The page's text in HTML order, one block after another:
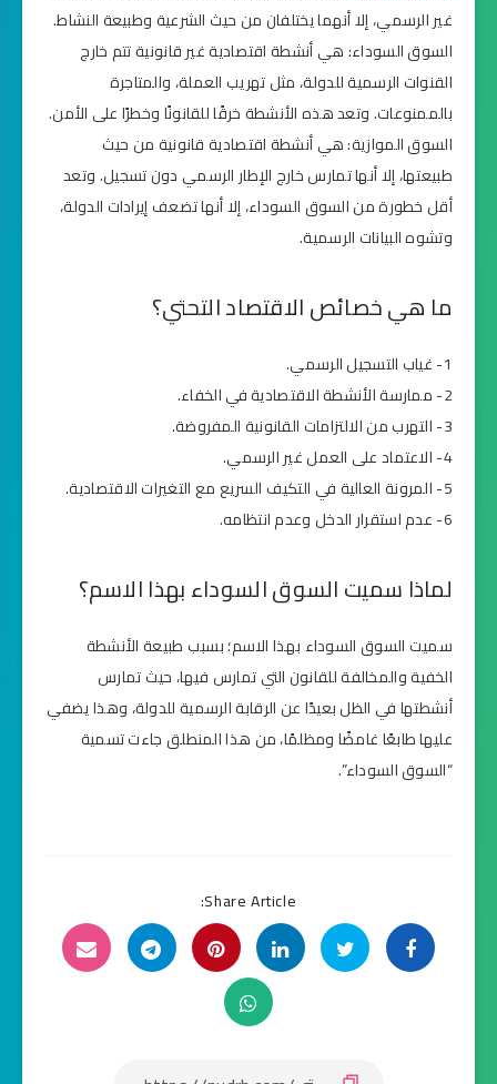
غير الرسمي، إلا أنهما يختلفان من حيث الشرعية وطبيعة النشاط.
السوق السوداء: هي أنشطة اقتصادية غير قانونية تتم خارج
القنوات الرسمية للدولة، مثل تهريب العملة، والمتاجرة
بالممنوعات. وتعد هذه الأنشطة خرقًا للقانونًا وخطرًا على الأمن.
السوق الموازية: هي أنشطة اقتصادية قانونية من حيث
طبيعتها، إلا أنها تمارس خارج الإطار الرسمي دون تسجيل. وتعد
أقل خطورة من السوق السوداء، إلا أنها تضعف إيرادات الدولة،
وتشوه البيانات الرسمية.
ما هي خصائص الاقتصاد التحتي؟
1- غياب التسجيل الرسمي.
2- ممارسة الأنشطة الاقتصادية في الخفاء.
3- التهرب من الالتزامات القانونية المفروضة.
4- الاعتماد على العمل غير الرسمي.
5- المرونة العالية في التكيف السريع مع التغيرات الاقتصادية.
6- عدم استقرار الدخل وعدم انتظامه.
لماذا سميت السوق السوداء بهذا الاسم؟
سميت السوق السوداء بهذا الاسم؛ بسبب طبيعة الأنشطة
الخفية والمخالفة للقانون التي تمارس فيها، حيث تمارس
أنشطتها في الظل بعيدًا عن الرقابة الرسمية للدولة، وهذا يضفي
عليها طابعًا غامضًا ومظلمًا، من هذا المنطلق جاءت تسمية
“السوق السوداء”.
Share Article: